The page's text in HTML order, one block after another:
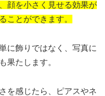
顔を小さく見せる効果が
ことができます。
に飾りではなく、写真に
果たします。
を感じたら、ピアスやネ